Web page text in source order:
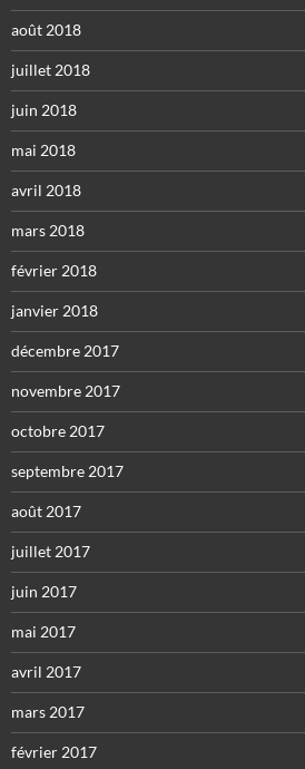
août 2018
juillet 2018
juin 2018
mai 2018
avril 2018
mars 2018
février 2018
janvier 2018
décembre 2017
novembre 2017
octobre 2017
septembre 2017
août 2017
juillet 2017
juin 2017
mai 2017
avril 2017
mars 2017
février 2017